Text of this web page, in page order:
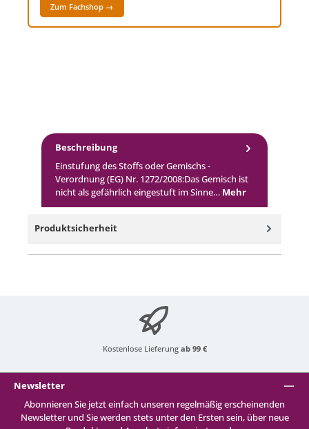
Zum Fachshop →
Beschreibung
Einstufung des Stoffs oder Gemischs -
Verordnung (EG) Nr. 1272/2008:Das Gemisch ist
nicht als gefährlich eingestuft im Sinne… Mehr
Produktsicherheit
Kostenlose Lieferung ab 99 €
Newsletter
Abonnieren Sie jetzt einfach unseren regelmäßig erscheinenden
Newsletter und Sie werden stets unter den Ersten sein, über neue